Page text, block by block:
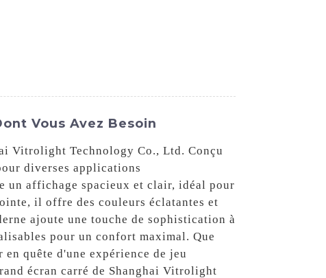
Vous Avez Besoin
Vitrolight Technology Co., Ltd. Conçu
diverses applications
un affichage spacieux et clair, idéal pour
il offre des couleurs éclatantes et
ajoute une touche de sophistication à
pour un confort maximal. Que
quête d'une expérience de jeu
écran carré de Shanghai Vitrolight